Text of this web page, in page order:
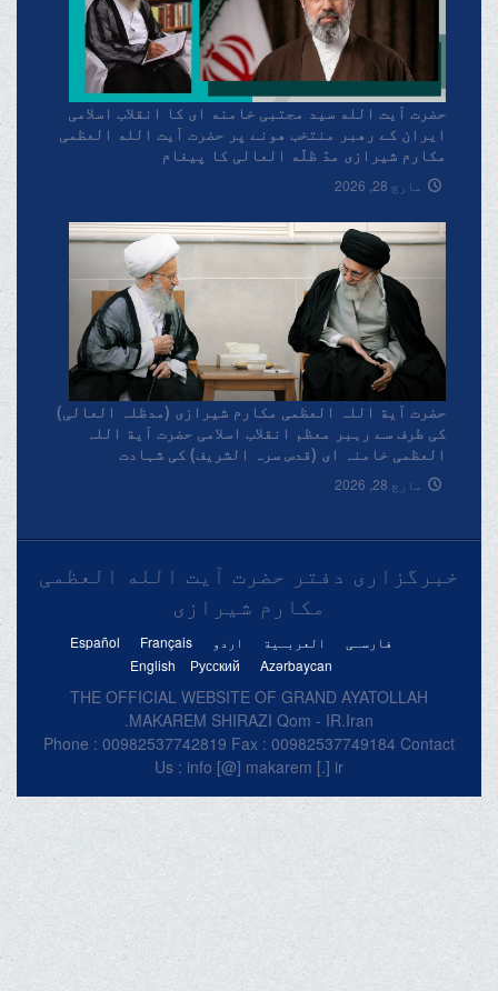
حضرت آیت الله سید مجتبی خامنه ای کا انقلاب اسلامی
ایران کے رهبر منتخب هونے پر حضرت آیت الله العظمی
مکارم شیرازی مدّ ظلّه العالی کا پیغام
مارچ 28, 2026
حضرت آیة اللہ العظمی مکارم شیرازی (مدظلہ العالی)
کی طرف سے رہبر معظم انقلاب اسلامی حضرت آیة اللہ
العظمی خامنہ ای (قدس سرہ الشریف) کی شہادت
پرتعزیتی پیغام۔
مارچ 28, 2026
خبرگزاری دفتر حضرت آیت الله العظمی
مکارم شیرازی
فارسـی العربـیة اردو Français
Español
Azərbaycan
Русский
English
THE OFFICIAL WEBSITE OF GRAND AYATOLLAH
MAKAREM SHIRAZI Qom - IR.Iran.
Phone : 00982537742819 Fax : 00982537749184 Contact
Us : info [@] makarem [.] ir